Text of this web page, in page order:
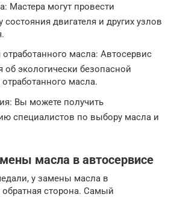
Мастера могут провести
состояния двигателя и других узлов
масла: Автосервис
об экологически безопасной
масла.
Вы можете получить
специалистов по выбору масла и
масла в автосервисе
у замены масла в
обратная сторона. Самый